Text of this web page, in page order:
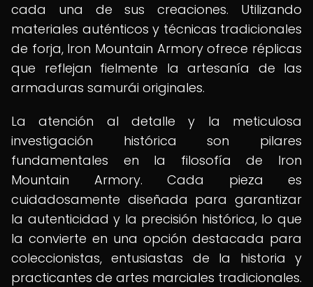
cada una de sus creaciones. Utilizando
materiales auténticos y técnicas tradicionales
de forja, Iron Mountain Armory ofrece réplicas
que reflejan fielmente la artesanía de las
armaduras samurái originales.
La atención al detalle y la meticulosa
investigación histórica son pilares
fundamentales en la filosofía de Iron
Mountain Armory. Cada pieza es
cuidadosamente diseñada para garantizar
la autenticidad y la precisión histórica, lo que
la convierte en una opción destacada para
coleccionistas, entusiastas de la historia y
practicantes de artes marciales tradicionales.